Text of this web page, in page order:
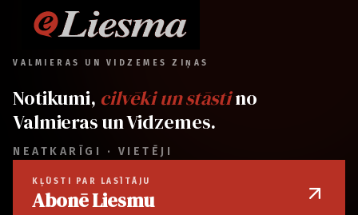
VALMIERAS UN VIDZEMES ZIŅAS
Notikumi, cilvēki un stāstino
Valmieras un Vidzemes.
NEATKARĪGI · VIETĒJI
KĻŪSTI PAR LASĪTĀJU
Abonē Liesmu